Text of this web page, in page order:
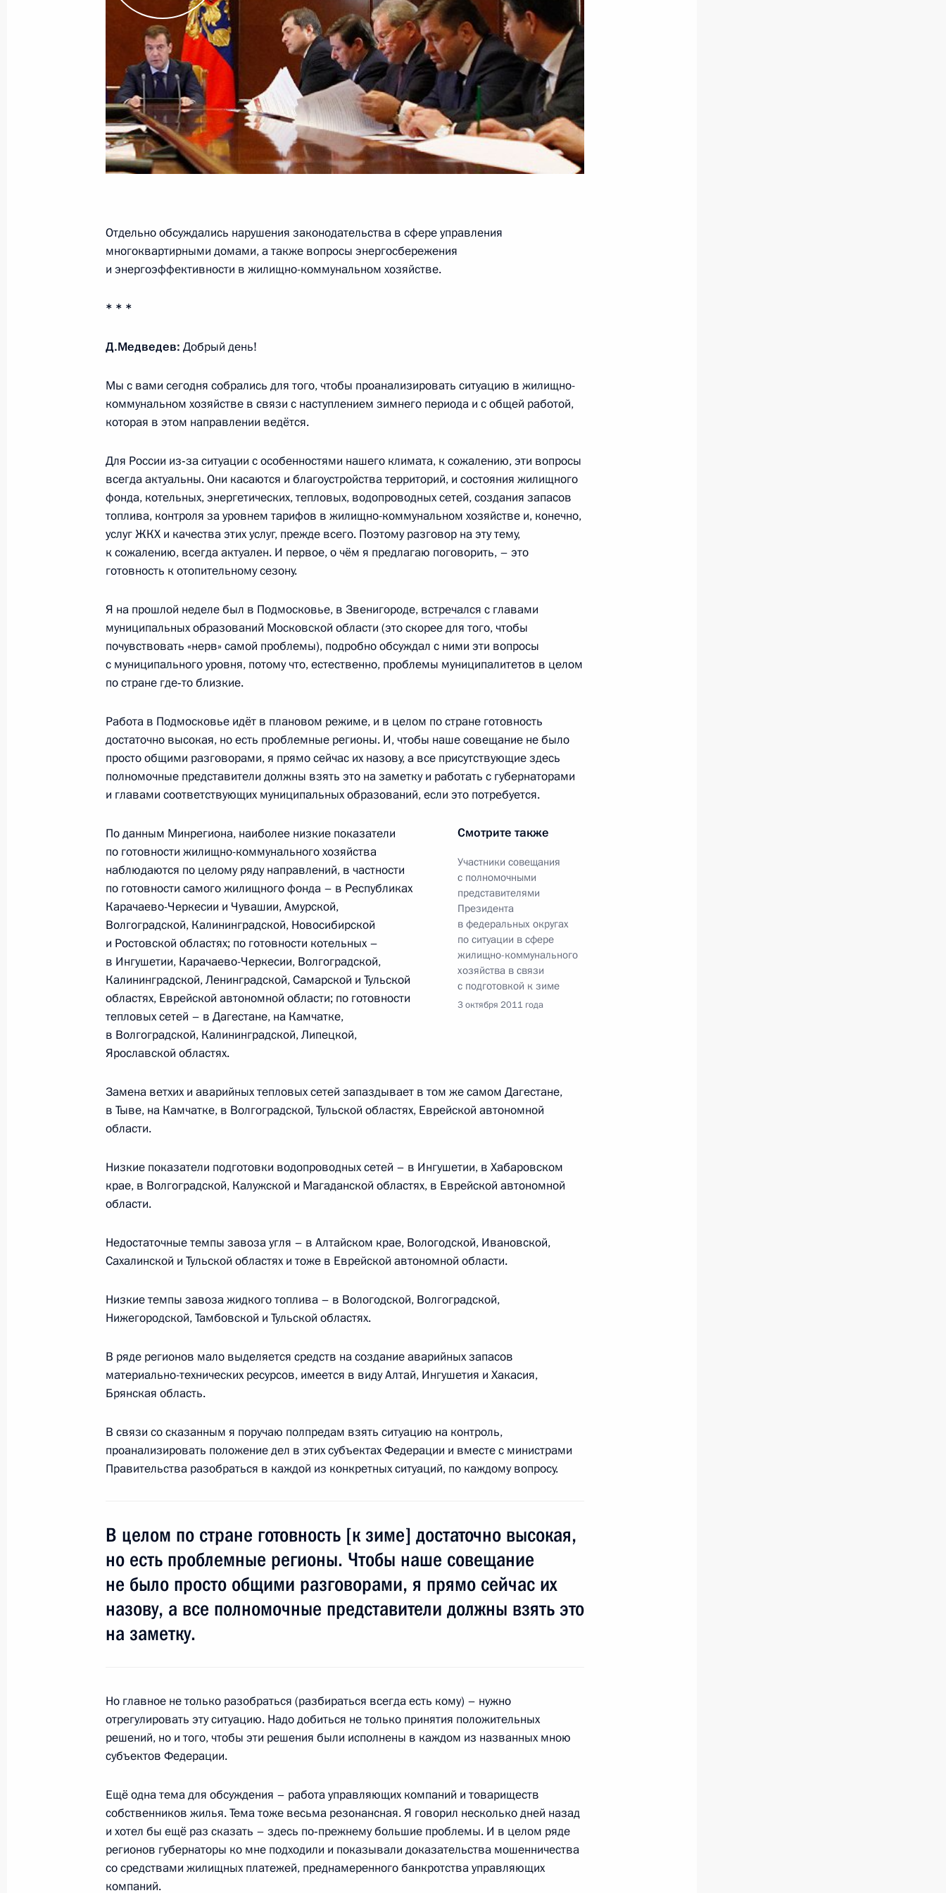
7 октября 2011 года, 14:45
Совещание по вопросам развития судебной системы
7 октября 2011 года, 14:00 Московская область, Горки
1
Внесены изменения в закон о высшем и послевузовском
Внесены изменения в Бюджетный кодекс
7 октября 2011 года, 10:30
Дмитрий Медведев подписал указы о помиловании ряда граждан
России
Встреча с акционерами Национальной Медиа Группы
6 октября 2011 года, 16:30
2
6 октября 2011 года, 14:30 Москва, Кремль
Внесены изменения в закон о порядке формирования Совета
6 октября 2011 года, 09:00
5 октября 2011 года, среда
наградил ряд преподавателей госнаградами и присвоил
почётные звания
Награждение победителя конкурса «Учитель года России – 2011»
5 октября 2011 года, 14:30 Москва
6
Президент Лаоса Тюммали Сайнясон посетит Россию
5 октября 2011 года, 12:00
4 октября 2011 года, вторник
4 октября 2011 года, 18:00 Нарьян-Мар
Рабочая встреча с губернатором Ненецкого автономного округа
Игорем Фёдоровым
Дмитрий Медведев подписал Указ «Об освобождении
от должности сотрудников Федеральной службы исполнения
наказаний»
3 октября 2011 года, понедельник
Виктором Христенко
3 октября 2011 года, 16:40 Московская область, Горки
Совещание по ситуации в сфере ЖКХ в связи с подготовкой
к зиме
2 8м
Поздравление Президенту Германии Кристиану Вульфу
и канцлеру ФРГ Ангеле Меркель с Днём германского единства
3 октября 2011 года, 12:30
Президент Абхазии Александр Анкваб посетит Россию
с официальным визитом
3 октября 2011 года, 12:00
Отдельно обсуждались нарушения законодательства в сфере управления
многоквартирными домами, а также вопросы энергосбережения
и энергоэффективности в жилищно-коммунальном хозяйстве.
* * *
Д.Медведев: Добрый день!
Мы с вами сегодня собрались для того, чтобы проанализировать ситуацию в жилищно-
коммунальном хозяйстве в связи с наступлением зимнего периода и с общей работой,
которая в этом направлении ведётся.
Для России из‑за ситуации с особенностями нашего климата, к сожалению, эти вопросы
всегда актуальны. Они касаются и благоустройства территорий, и состояния жилищного
фонда, котельных, энергетических, тепловых, водопроводных сетей, создания запасов
топлива, контроля за уровнем тарифов в жилищно-коммунальном хозяйстве и, конечно,
услуг ЖКХ и качества этих услуг, прежде всего. Поэтому разговор на эту тему,
к сожалению, всегда актуален. И первое, о чём я предлагаю поговорить, – это
готовность к отопительному сезону.
Я на прошлой неделе был в Подмосковье, в Звенигороде, встречался с главами
муниципальных образований Московской области (это скорее для того, чтобы
почувствовать «нерв» самой проблемы), подробно обсуждал с ними эти вопросы
с муниципального уровня, потому что, естественно, проблемы муниципалитетов в целом
по стране где‑то близкие.
Работа в Подмосковье идёт в плановом режиме, и в целом по стране готовность
достаточно высокая, но есть проблемные регионы. И, чтобы наше совещание не было
просто общими разговорами, я прямо сейчас их назову, а все присутствующие здесь
полномочные представители должны взять это на заметку и работать с губернаторами
и главами соответствующих муниципальных образований, если это потребуется.
Смотрите также
Участники совещания
с полномочными
представителями
Президента
в федеральных округах
по ситуации в сфере
жилищно-коммунального
хозяйства в связи
с подготовкой к зиме
3 октября 2011 года
По данным Минрегиона, наиболее низкие показатели
по готовности жилищно-коммунального хозяйства
наблюдаются по целому ряду направлений, в частности
по готовности самого жилищного фонда – в Республиках
Карачаево-Черкесии и Чувашии, Амурской,
Волгоградской, Калининградской, Новосибирской
и Ростовской областях; по готовности котельных –
в Ингушетии, Карачаево-Черкесии, Волгоградской,
Калининградской, Ленинградской, Самарской и Тульской
областях, Еврейской автономной области; по готовности
тепловых сетей – в Дагестане, на Камчатке,
в Волгоградской, Калининградской, Липецкой,
Ярославской областях.
Замена ветхих и аварийных тепловых сетей запаздывает в том же самом Дагестане,
в Тыве, на Камчатке, в Волгоградской, Тульской областях, Еврейской автономной
области.
Низкие показатели подготовки водопроводных сетей – в Ингушетии, в Хабаровском
крае, в Волгоградской, Калужской и Магаданской областях, в Еврейской автономной
области.
Недостаточные темпы завоза угля – в Алтайском крае, Вологодской, Ивановской,
Сахалинской и Тульской областях и тоже в Еврейской автономной области.
Низкие темпы завоза жидкого топлива – в Вологодской, Волгоградской,
Нижегородской, Тамбовской и Тульской областях.
В ряде регионов мало выделяется средств на создание аварийных запасов
материально-технических ресурсов, имеется в виду Алтай, Ингушетия и Хакасия,
Брянская область.
В связи со сказанным я поручаю полпредам взять ситуацию на контроль,
проанализировать положение дел в этих субъектах Федерации и вместе с министрами
Правительства разобраться в каждой из конкретных ситуаций, по каждому вопросу.
В целом по стране готовность [к зиме] достаточно высокая,
но есть проблемные регионы. Чтобы наше совещание
не было просто общими разговорами, я прямо сейчас их
назову, а все полномочные представители должны взять это
на заметку.
Но главное не только разобраться (разбираться всегда есть кому) – нужно
отрегулировать эту ситуацию. Надо добиться не только принятия положительных
решений, но и того, чтобы эти решения были исполнены в каждом из названных мною
субъектов Федерации.
Ещё одна тема для обсуждения – работа управляющих компаний и товариществ
собственников жилья. Тема тоже весьма резонансная. Я говорил несколько дней назад
и хотел бы ещё раз сказать – здесь по‑прежнему большие проблемы. И в целом ряде
регионов губернаторы ко мне подходили и показывали доказательства мошенничества
со средствами жилищных платежей, преднамеренного банкротства управляющих
компаний.